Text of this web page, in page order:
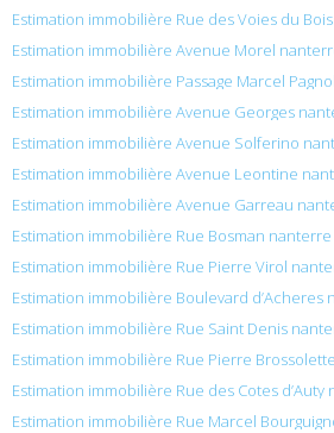
Estimation immobilière Rue des Voies du
Estimation immobilière Avenue Morel
Estimation immobilière Passage Marcel
Estimation immobilière Avenue Georges
Estimation immobilière Avenue Solferino
Estimation immobilière Avenue Leontine
Estimation immobilière Avenue Garreau
Estimation immobilière Rue Bosman nanterre
Estimation immobilière Rue Pierre Virol
Estimation immobilière Boulevard d’Acheres
Estimation immobilière Rue Saint Denis
Estimation immobilière Rue Pierre
Estimation immobilière Rue des Cotes d’Auty
Estimation immobilière Rue Marcel